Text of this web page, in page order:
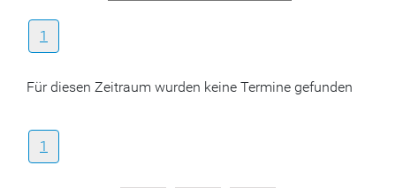
1
Für diesen Zeitraum wurden keine Termine gefunden
1